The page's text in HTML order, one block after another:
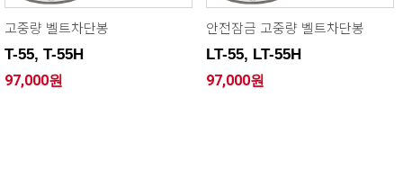
고중량 벨트차단봉
T-55, T-55H
97,000원
안전잠금 고중량 벨트차단봉
LT-55, LT-55H
97,000원